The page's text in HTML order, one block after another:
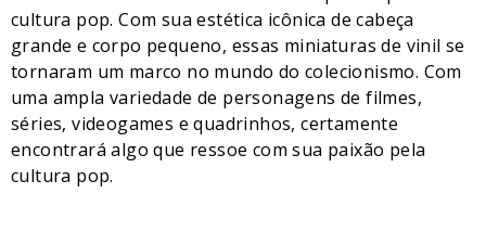
cultura pop. Com sua estética icônica de cabeça
grande e corpo pequeno, essas miniaturas de vinil se
tornaram um marco no mundo do colecionismo. Com
uma ampla variedade de personagens de filmes,
séries, videogames e quadrinhos, certamente
encontrará algo que ressoe com sua paixão pela
cultura pop.